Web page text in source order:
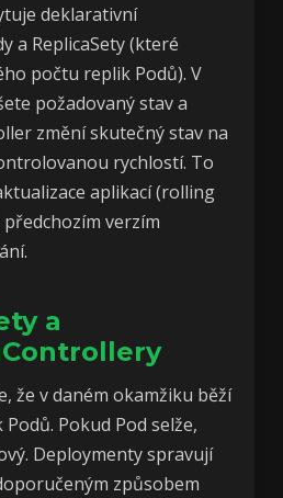
deklarativní
a ReplicaSety (které
počtu replik Podů). V
požadovaný stav a
změní skutečný stav na
rychlostí. To
aplikací (rolling
verzím
a
že v daném okamžiku běží
Pokud Pod selže,
Deploymenty spravují
způsobem